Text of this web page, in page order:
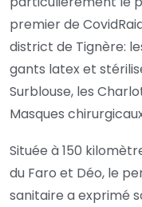
premier de
district de Tignère:
gants latex et
Surblouse, les
Masques
Située à 150
du Faro et Déo, le
sanitaire a exprimé